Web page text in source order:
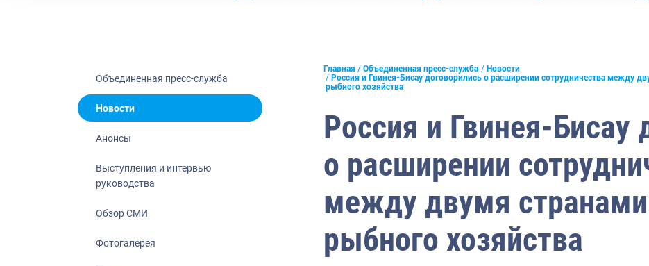
Отраслевые СМИ
Выставки и конференции
Рыбоохрана России
Большая африканская экспедиция
Укрепление духовно-нравственных
Объединенная пресс-служба
Новости
Анонсы
Выступления и интервью
руководства
Обзор СМИ
Фотогалерея
Главная Объединенная пресс-служба
Новости
Россия и Гвинея-Бисау договорились о расширении сотрудничества между
рыбного хозяйства
Россия и Гвинея-Бисау
о расширении
между двумя странами
рыбного хозяйства